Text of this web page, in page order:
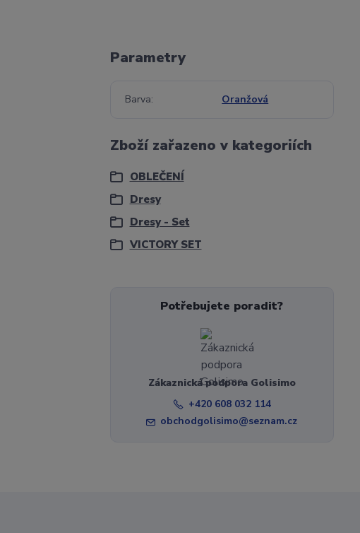
Parametry
Barva Oranžová
Zboží zařazeno v kategoriích
OBLEČENÍ
Dresy
Dresy - Set
VICTORY SET
Potřebujete poradit?
Zákaznická podpora Golisimo
+420 608 032 114
obchodgolisimo@seznam.cz